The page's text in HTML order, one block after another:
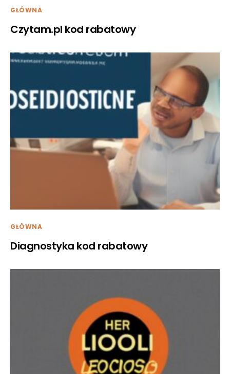
GŁÓWNA
Czytam.pl kod rabatowy
GŁÓWNA
Diagnostyka kod rabatowy